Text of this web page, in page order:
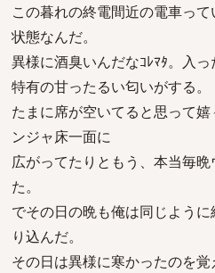
この暮れの終電間近の電車っ
状態なんだ。
異様に酒臭いんだなｺﾚﾏﾀ。入
特有の甘ったるい匂いがする。
たまに席が空いてると思って
ンジャ床一面に
広がってたりともう、本当毎
た。
でその日の晩も俺は同じよう
り込んだ。
その日は異様に寒かったのを